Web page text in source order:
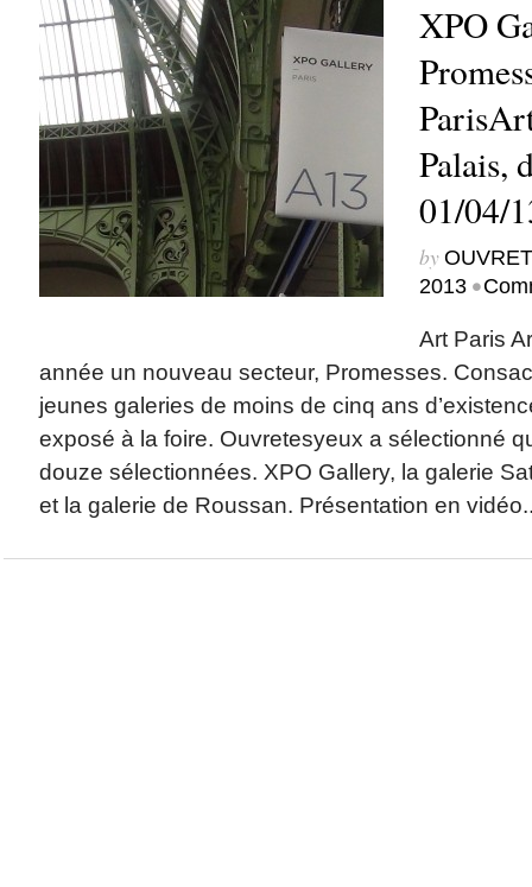
XPO
Palais,
01/04/
by
2013 •
Art Paris
année un nouveau secteur, Promesses.
jeunes galeries de moins de cinq ans
exposé à la foire. Ouvretesyeux a sélectionné
douze sélectionnées. XPO Gallery, la galerie
et la galerie de Roussan. Présentation en